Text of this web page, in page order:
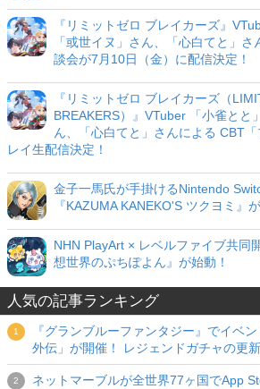
『リミットゼロ ブレイカーズ』
「或世イヌ」さん、「心白てと」
談会が7月10日（金）に配信決定！
『リミットゼロ ブレイカーズ（
BREAKERS）』VTuber 「小雀とと
ん、「心白てと」さんによる CBT
レイ生配信決定！
金子一馬氏が手掛けるNintendo
『KAZUMA KANEKO'S ツクヨミ』
NHN PlayArt × レベルファイブ共同
想世界のぷちぽよん』が始動！
人気の記事ランキング
『グランブルーファンタジー』でイベ
外伝」が開催！ レジェンドガチャの更
ネットマーブルが全世界77ヶ国でApp